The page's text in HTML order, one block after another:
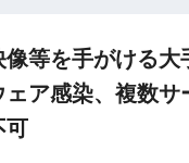
等を手がける大
ェア感染、複数サ
可